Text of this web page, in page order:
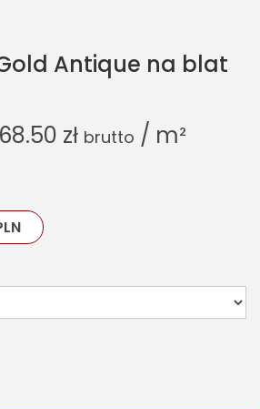
Antique na blat
zł brutto / m²